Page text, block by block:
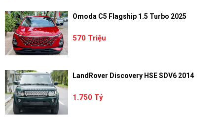
Omoda C5 Flagship 1.5 Turbo 2025
570 Triệu
LandRover Discovery HSE SDV6 2014
1.750 Tỷ